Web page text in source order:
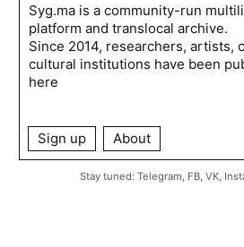
Syg.ma is a community-run
platform and translocal archive.
Since 2014, researchers, artists,
cultural institutions have been
here
Sign up About
Stay tuned: Telegram, FB, VK,